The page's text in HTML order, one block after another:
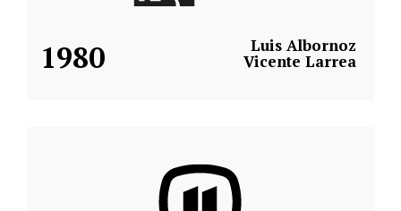
1980 Luis Albornoz
Vicente Larrea